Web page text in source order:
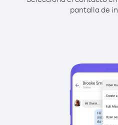
pantalla de